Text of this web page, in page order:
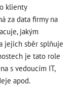
klienty
za data firmy na
jakým
jejich sběr splňuje
je tato role
s vedoucím IT,
apod.